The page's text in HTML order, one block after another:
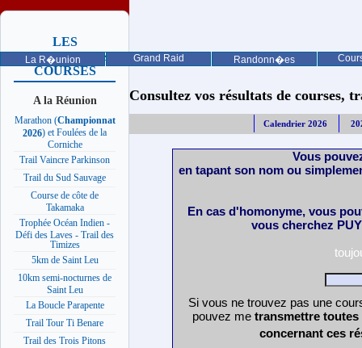
La R�union Grand Raid Randonn�es
LES
PROCHAINES
COURSES
A la Réunion
Marathon (Championnat
2026) et Foulées de la
Corniche
Trail Vaincre Parkinson
Trail du Sud Sauvage
Course de côte de
Takamaka
Trophée Océan Indien -
Défi des Laves - Trail des
Timizes
5km de Saint Leu
10km semi-nocturnes de
Saint Leu
La Boucle Parapente
Trail Tour Ti Benare
Trail des Trois Pitons
Consultez vos résultats de courses,
Calendrier 2026
Vous
en tapant son nom ou
En cas d'homonyme, vous
vous cherchez
Si vous ne trouvez pas une
pouvez me transmettre
concernant ces